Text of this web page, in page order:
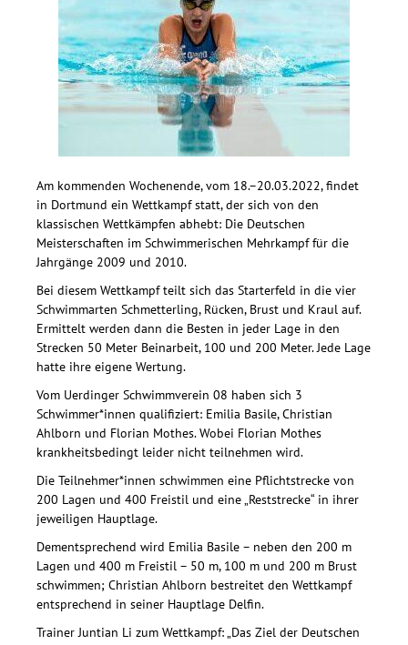
Am kommenden Wochenende, vom 18.–20.03.2022, findet
in Dortmund ein Wettkampf statt, der sich von den
klassischen Wettkämpfen abhebt: Die Deutschen
Meisterschaften im Schwimmerischen Mehrkampf für die
Jahrgänge 2009 und 2010.
Bei diesem Wettkampf teilt sich das Starterfeld in die vier
Schwimmarten Schmetterling, Rücken, Brust und Kraul auf.
Ermittelt werden dann die Besten in jeder Lage in den
Strecken 50 Meter Beinarbeit, 100 und 200 Meter. Jede Lage
hatte ihre eigene Wertung.
Vom Uerdinger Schwimmverein 08 haben sich 3
Schwimmer*innen qualifiziert: Emilia Basile, Christian
Ahlborn und Florian Mothes. Wobei Florian Mothes
krankheitsbedingt leider nicht teilnehmen wird.
Die Teilnehmer*innen schwimmen eine Pflichtstrecke von
200 Lagen und 400 Freistil und eine „Reststrecke“ in ihrer
jeweiligen Hauptlage.
Dementsprechend wird Emilia Basile – neben den 200 m
Lagen und 400 m Freistil – 50 m, 100 m und 200 m Brust
schwimmen; Christian Ahlborn bestreitet den Wettkampf
entsprechend in seiner Hauptlage Delfin.
Trainer Juntian Li zum Wettkampf: „Das Ziel der Deutschen